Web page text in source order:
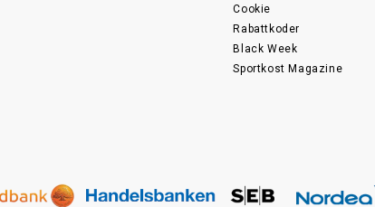
Cookie
Rabattkoder
Black Week
Sportkost Magazine